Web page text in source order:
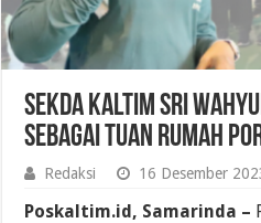
Sekda Kaltim Sri
Sebagai Tuan Rumah
Redaksi 16 Desember
Poskaltim.id, Samarinda –